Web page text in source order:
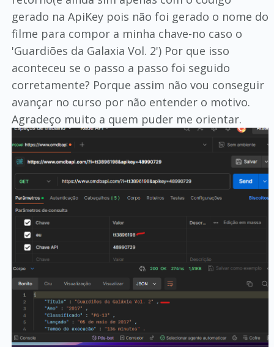
gerado na ApiKey pois não foi gerado o nome do
filme para compor a minha chave-no caso o
'Guardiões da Galaxia Vol. 2') Por que isso
aconteceu se o passo a passo foi seguido
corretamente? Porque assim não vou conseguir
avançar no curso por não entender o motivo.
Agradeço muito a quem puder me orientar.